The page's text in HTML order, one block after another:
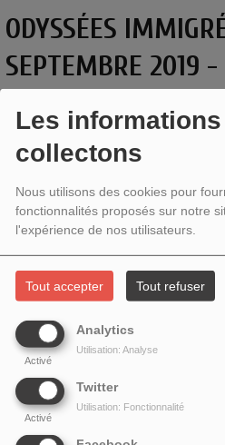
Les
collectons
Nous utilisons des cookies pour
fonctionnalités proposés sur notre
l'expérience de nos utilisateurs.
Tout accepter Tout refuser
Analytics
Activé
Utilisation: Analyse
Twitter
Activé
Utilisation: Fonctionnalité
ODYSSÉES
SEPTEMBRE 2019 -
TAMARA AL SAADI
Auteure et metteuse en scène,
présentée cet été au festival d'Avignon.
Née à Bagdad, arrivée à l'âge de 4 ans en